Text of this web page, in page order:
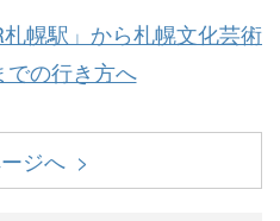
幌駅」から札幌文化芸術
での行き方へ
ジへ >